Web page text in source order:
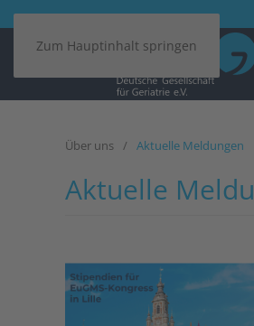
Zum Hauptinhalt springen
Über uns Aktuelle Meldungen
Aktuelle